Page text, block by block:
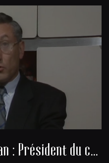
Docteur Alexis Banayan : Président du consistoire de la communauté juive de Bordeaux